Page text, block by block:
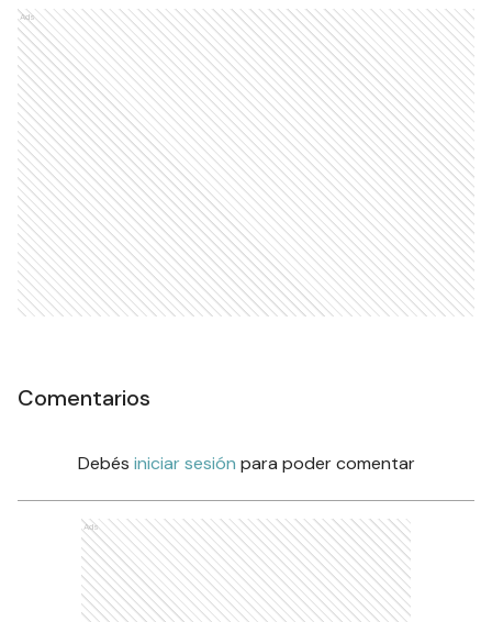
Ads
Comentarios
Debés iniciar sesión para poder comentar
Ads